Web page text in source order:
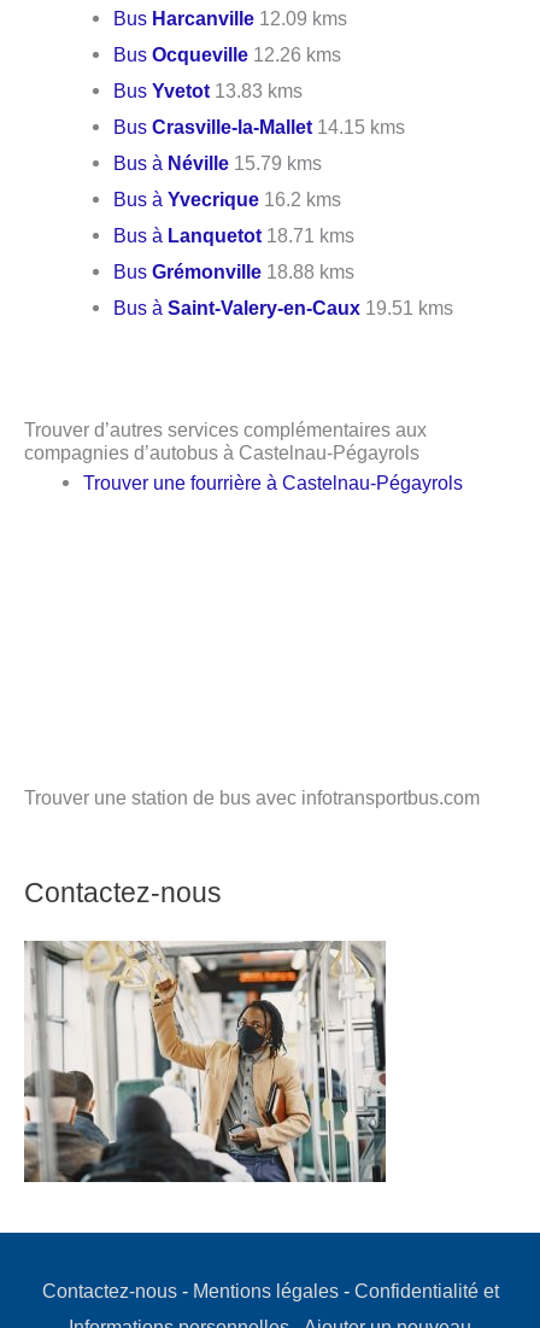
Bus Harcanville 12.09 kms
BusOcqueville 12.26 kms
BusYvetot 13.83 kms
BusCrasville-la-Mallet 14.15 kms
Bus à Néville 15.79 kms
Bus àYvecrique 16.2 kms
Bus à Lanquetot 18.71 kms
BusGrémonville 18.88 kms
Bus àSaint-Valery-en-Caux 19.51 kms
Trouver d’autres services complémentaires aux
compagnies d’autobus à Castelnau-Pégayrols
Trouver une fourrière à Castelnau-Pégayrols
Trouver une station de bus avec infotransportbus.com
Contactez-nous
Contactez-nous- Mentions légales- Confidentialité et